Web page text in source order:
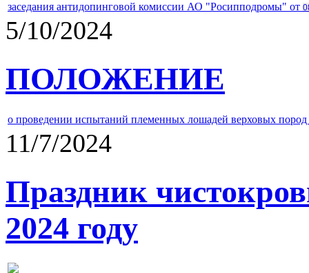
заседания антидопинговой комиссии АО "Росипподромы" от
5/10/2024
ПОЛОЖЕНИЕ
о проведении испытаний племенных лошадей верховых
11/7/2024
Праздник
2024 году